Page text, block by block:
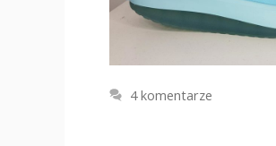
4 komentarze